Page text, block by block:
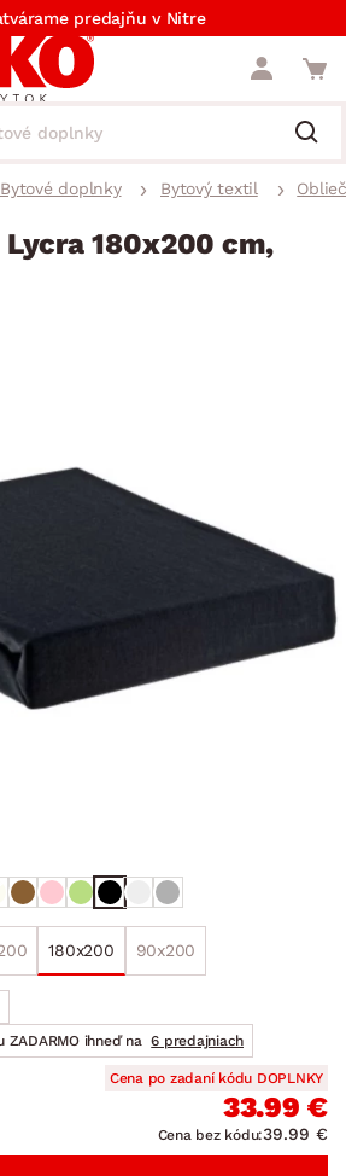
predajňu v Nitre
Bytové doplnky Bytový textil
180x200 cm,
180x200 90x200
ZADARMO ihneď na 6 predajniach
Cena po zadaní kódu DOPLNKY
33.99 €
Cena bez kódu:39.99 €